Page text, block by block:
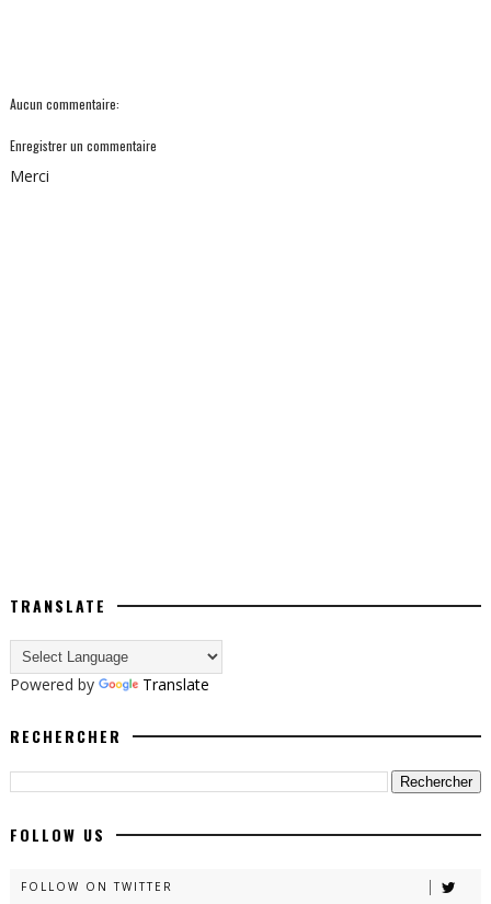
Aucun commentaire:
Enregistrer un commentaire
Merci
TRANSLATE
Powered by Translate
RECHERCHER
FOLLOW US
FOLLOW ON TWITTER